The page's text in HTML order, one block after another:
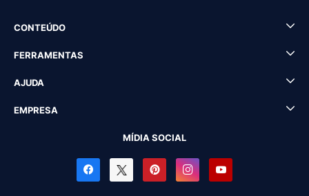
CONTEÚDO
FERRAMENTAS
AJUDA
EMPRESA
MÍDIA SOCIAL